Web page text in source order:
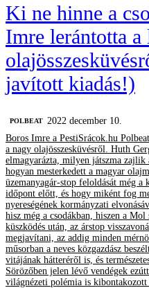
Ki ne hinne a
Imre lerántotta a
javított kiadás!)
‎POLBEAT
2022 december 10.
Boros Imre a PestiSrácok.hu
a nagy olajösszesküvésről. Huth
elmagyarázta, milyen játszma
hogyan mesterkedett a magyar
üzemanyagár-stop feloldását még
időpont előtt, és hogy miként fog
nyereségének kormányzati
hisz még a csodákban, hiszen a
küszködés után, az árstop
megjavítani, az addig minden
műsorban a neves közgazdász
vitájának hátteréről is, és
Sörözőben jelen lévő vendégek
világnézeti polémia is